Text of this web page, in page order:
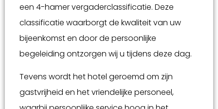
een 4-hamer vergaderclassificatie. Deze
classificatie waarborgt de kwaliteit van uw
bijeenkomst en door de persoonlijke
begeleiding ontzorgen wij u tijdens deze dag.
Tevens wordt het hotel geroemd om zijn
gastvrijheid en het vriendelijke personeel,